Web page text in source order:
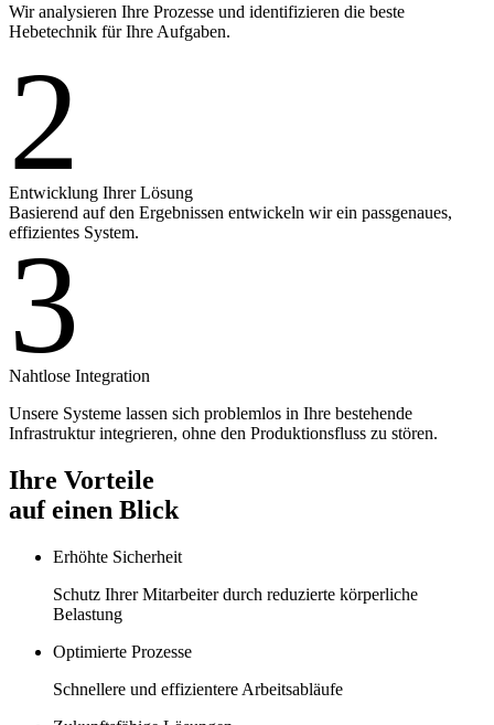
Wir analysieren Ihre Prozesse und identifizieren die beste
Hebetechnik für Ihre Aufgaben.
2
Entwicklung Ihrer Lösung
Basierend auf den Ergebnissen entwickeln wir ein passgenaues,
effizientes System.
3
Nahtlose Integration
Unsere Systeme lassen sich problemlos in Ihre bestehende
Infrastruktur integrieren, ohne den Produktionsfluss zu stören.
Ihre Vorteile
auf einen Blick
Erhöhte Sicherheit
Schutz Ihrer Mitarbeiter durch reduzierte körperliche
Belastung
Optimierte Prozesse
Schnellere und effizientere Arbeitsabläufe